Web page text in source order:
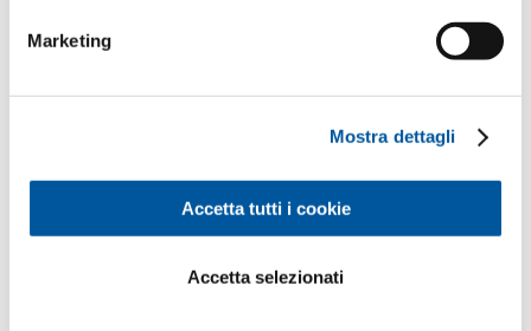
Marketing
Mostra dettagli
Accetta tutti i cookie
Accetta selezionati
Showroom